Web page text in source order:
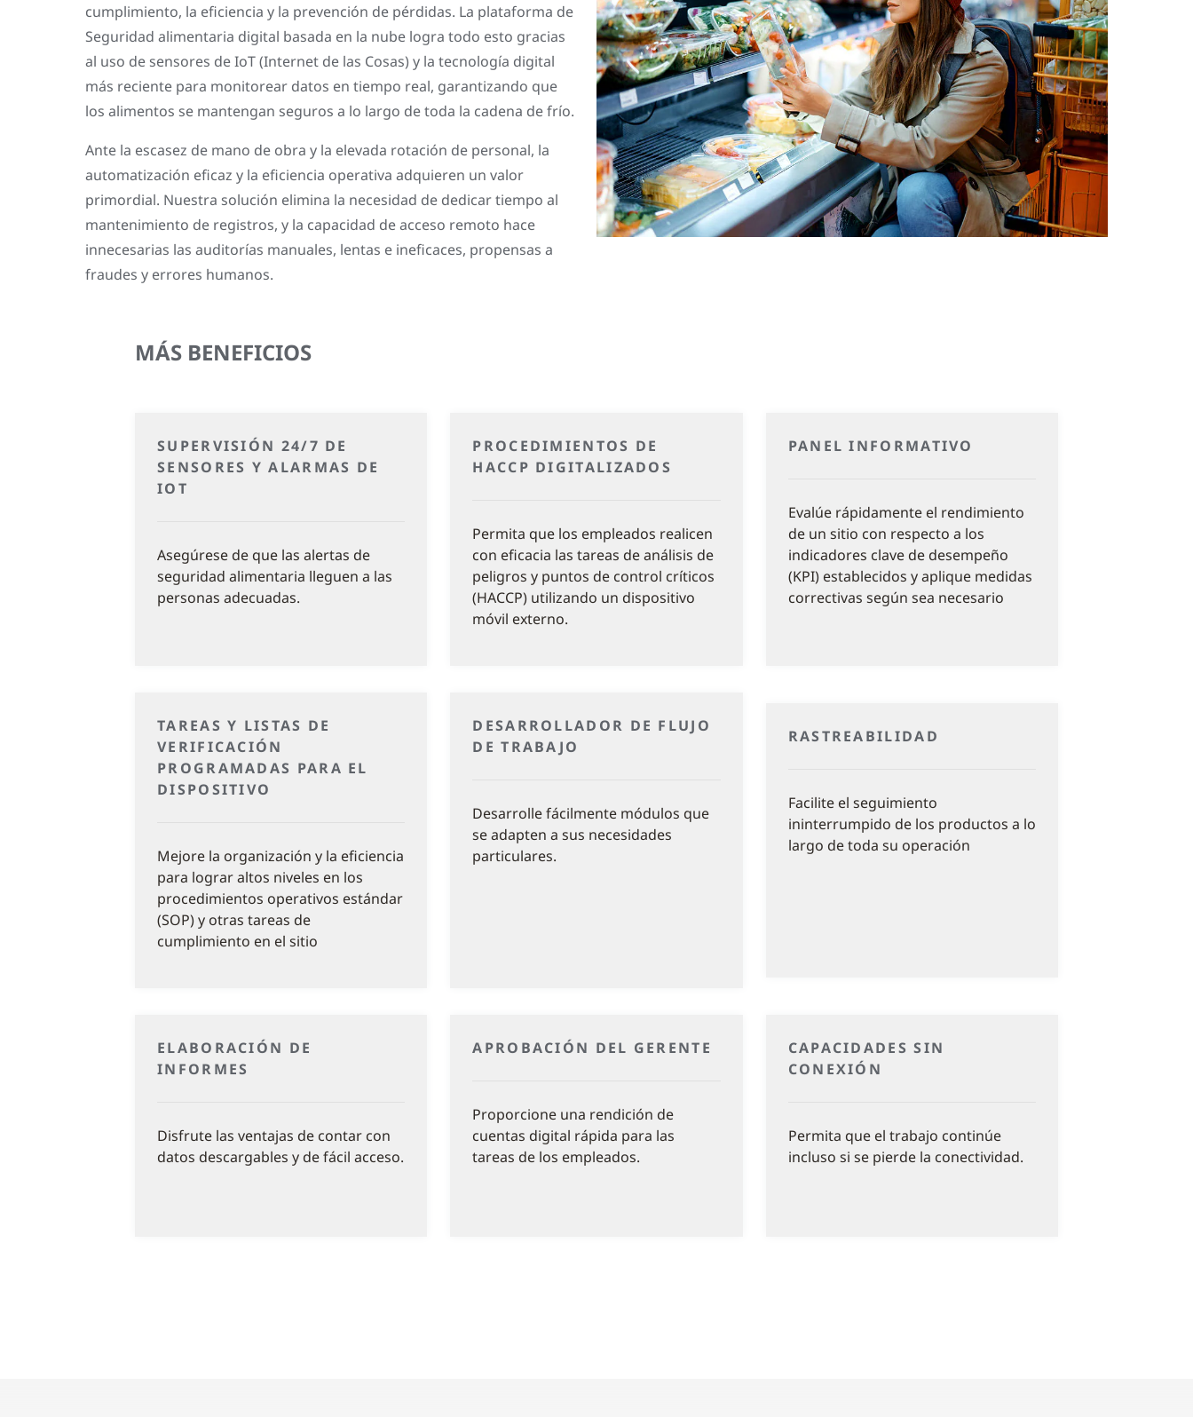
cumplimiento, la eficiencia y la prevención de pérdidas. La plataforma de
Seguridad alimentaria digital basada en la nube logra todo esto gracias
al uso de sensores de IoT (Internet de las Cosas) y la tecnología digital
más reciente para monitorear datos en tiempo real, garantizando que
los alimentos se mantengan seguros a lo largo de toda la cadena de frío.
Ante la escasez de mano de obra y la elevada rotación de personal, la
automatización eficaz y la eficiencia operativa adquieren un valor
primordial. Nuestra solución elimina la necesidad de dedicar tiempo al
mantenimiento de registros, y la capacidad de acceso remoto hace
innecesarias las auditorías manuales, lentas e ineficaces, propensas a
fraudes y errores humanos.
MÁS BENEFICIOS
SUPERVISIÓN 24/7 DE
SENSORES Y ALARMAS DE
IOT
Asegúrese de que las alertas de
seguridad alimentaria lleguen a las
personas adecuadas.
PROCEDIMIENTOS DE
HACCP DIGITALIZADOS
Permita que los empleados realicen
con eficacia las tareas de análisis de
peligros y puntos de control críticos
(HACCP) utilizando un dispositivo
móvil externo.
PANEL INFORMATIVO
Evalúe rápidamente el rendimiento
de un sitio con respecto a los
indicadores clave de desempeño
(KPI) establecidos y aplique medidas
correctivas según sea necesario
TAREAS Y LISTAS DE
VERIFICACIÓN
PROGRAMADAS PARA EL
DISPOSITIVO
Mejore la organización y la eficiencia
para lograr altos niveles en los
procedimientos operativos estándar
(SOP) y otras tareas de
cumplimiento en el sitio
DESARROLLADOR DE FLUJO
DE TRABAJO
Desarrolle fácilmente módulos que
se adapten a sus necesidades
particulares.
RASTREABILIDAD
Facilite el seguimiento
ininterrumpido de los productos a lo
largo de toda su operación
ELABORACIÓN DE
INFORMES
Disfrute las ventajas de contar con
datos descargables y de fácil acceso.
APROBACIÓN DEL GERENTE
Proporcione una rendición de
cuentas digital rápida para las
tareas de los empleados.
CAPACIDADES SIN
CONEXIÓN
Permita que el trabajo continúe
incluso si se pierde la conectividad.